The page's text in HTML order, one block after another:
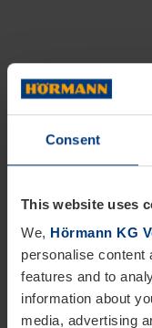
Consent
This website uses
We, Hörmann KG
personalise content
features and to
information about
media, advertising
(LkSG)
Bei Hinweisen zu